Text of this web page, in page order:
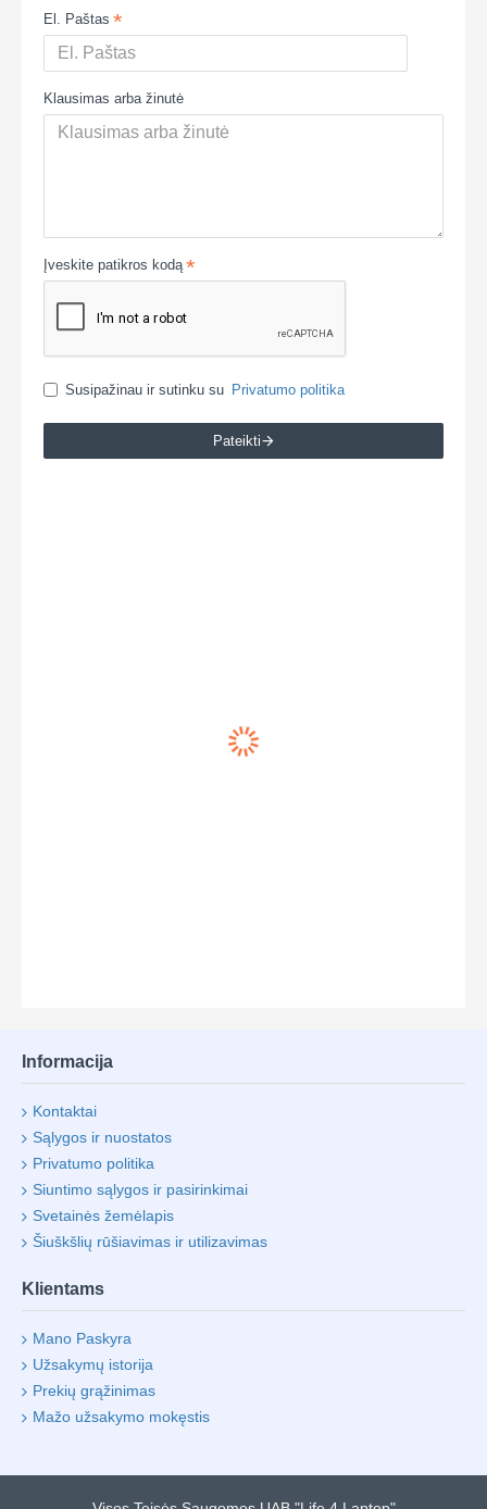
El. Paštas
Klausimas arba žinutė
Įveskite patikros kodą
Susipažinau ir sutinku su Privatumo politika
Pateikti
Informacija
Kontaktai
Sąlygos ir nuostatos
Privatumo politika
Siuntimo sąlygos ir pasirinkimai
Svetainės žemėlapis
Šiuškšlių rūšiavimas ir utilizavimas
Klientams
Mano Paskyra
Užsakymų istorija
Prekių grąžinimas
Mažo užsakymo mokęstis